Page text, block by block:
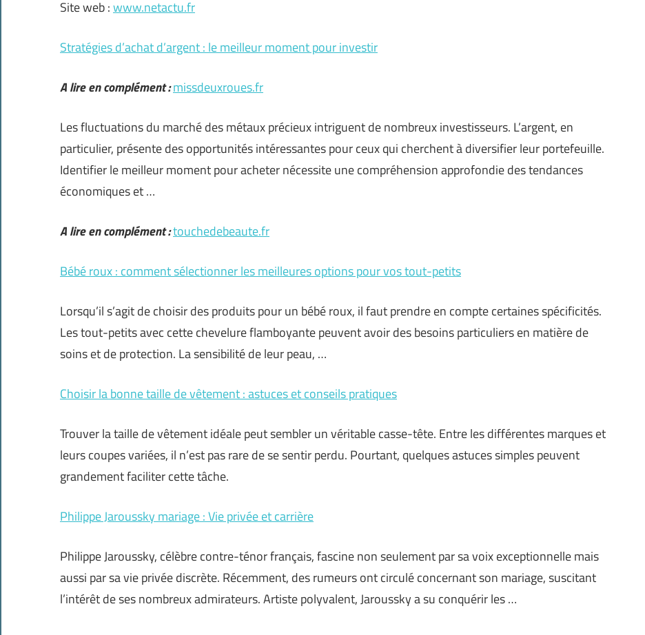
Site web :www.netactu.fr
Stratégies d’achat d’argent : le meilleur moment pour investir
A lire en complément :missdeuxroues.fr
Les fluctuations du marché des métaux précieux intriguent de nombreux investisseurs. L’argent, en
particulier, présente des opportunités intéressantes pour ceux qui cherchent à diversifier leur portefeuille.
Identifier le meilleur moment pour acheter nécessite une compréhension approfondie des tendances
économiques et …
A lire en complément :touchedebeaute.fr
Bébé roux : comment sélectionner les meilleures options pour vos tout-petits
Lorsqu’il s’agit de choisir des produits pour un bébé roux, il faut prendre en compte certaines spécificités.
Les tout-petits avec cette chevelure flamboyante peuvent avoir des besoins particuliers en matière de
soins et de protection. La sensibilité de leur peau, …
Choisir la bonne taille de vêtement : astuces et conseils pratiques
Trouver la taille de vêtement idéale peut sembler un véritable casse-tête. Entre les différentes marques et
leurs coupes variées, il n’est pas rare de se sentir perdu. Pourtant, quelques astuces simples peuvent
grandement faciliter cette tâche.
Philippe Jaroussky mariage : Vie privée et carrière
Philippe Jaroussky, célèbre contre-ténor français, fascine non seulement par sa voix exceptionnelle mais
aussi par sa vie privée discrète. Récemment, des rumeurs ont circulé concernant son mariage, suscitant
l’intérêt de ses nombreux admirateurs. Artiste polyvalent, Jaroussky a su conquérir les …